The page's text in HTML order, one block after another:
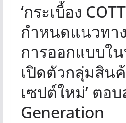
‘กระเบื้อง
กำหนดแนวทา
การออกแบบใ
เปิดตัวกลุ่มสิน
เซปต์ใหม่’ ตอ
Generation